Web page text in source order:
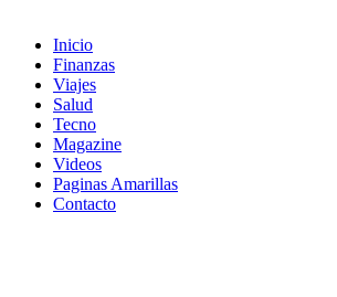
Inicio
Finanzas
Viajes
Salud
Tecno
Magazine
Videos
Paginas Amarillas
Contacto